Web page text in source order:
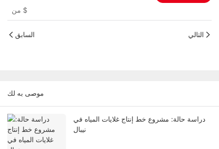
$
السابق التالي
موصى به لك
دراسة حالة: مشروع خط إنتاج غلايات المياه في
نيبال